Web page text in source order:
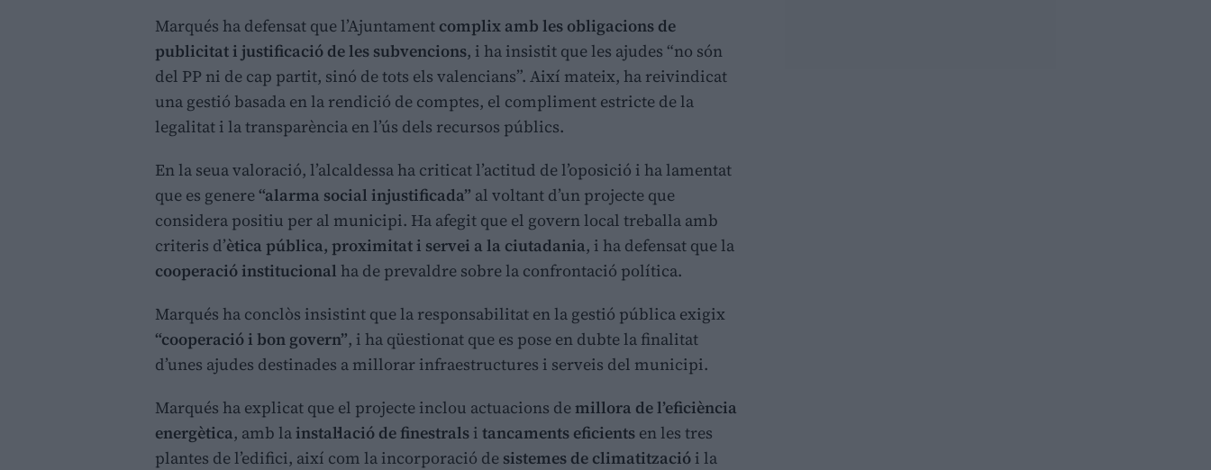
Marqués ha defensat que l’Ajuntament complix amb les obligacions de
publicitat i justificació de les subvencions, i ha insistit que les ajudes “no són
del PP ni de cap partit, sinó de tots els valencians”. Així mateix, ha reivindicat
una gestió basada en la rendició de comptes, el compliment estricte de la
legalitat i la transparència en l’ús dels recursos públics.
En la seua valoració, l’alcaldessa ha criticat l’actitud de l’oposició i ha lamentat
que es genere “alarma social injustificada” al voltant d’un projecte que
considera positiu per al municipi. Ha afegit que el govern local treballa amb
criteris d’ètica pública, proximitat i servei a la ciutadania, i ha defensat que la
cooperació institucional ha de prevaldre sobre la confrontació política.
Marqués ha conclòs insistint que la responsabilitat en la gestió pública exigix
“cooperació i bon govern”, i ha qüestionat que es pose en dubte la finalitat
d’unes ajudes destinades a millorar infraestructures i serveis del municipi.
Marqués ha explicat que el projecte inclou actuacions demillora de l’eficiència
energètica, amb lainstal·lació de finestrals i tancaments eficients en les tres
plantes de l’edifici, així com la incorporació de sistemes de climatització i la